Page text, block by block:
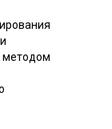
методом